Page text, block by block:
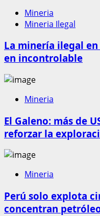
Mineria
Mineria Ilegal
La minería ilegal
en incontrolable
Mineria
El Galeno: más de
reforzar la
Mineria
Perú solo explota
concentran